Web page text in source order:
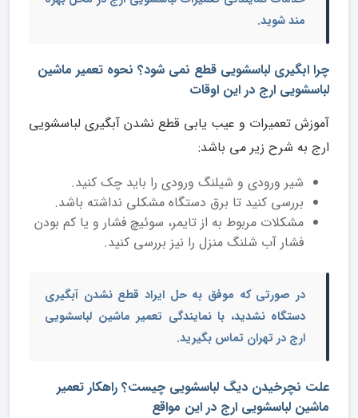
مند شوید.
چرا ابگیری لباسشویی قطع نمی شود؟ نحوه تعمیر ماشین
لباسشویی ارج در این اوقات
آموزش تعمیرات و عیب یابی قطع نشدن آبگیری لباسشویی
ارج به شرح زیر می باشد:
شیر ورودی و شیلنگ ورودی را باید چک کنید.
بررسی کنید تا برق دستگاه مشکلی نداشته باشد.
مشکلات مربوط به از تایمر، سوئیچ فشار و یا کم بودن
فشار آب شلنگ منزل را نیز بررسی کنید.
در صورتی که موفق به حل ایراد قطع نشدن آبگیری
دستگاه نشدید، بانمایندگی تعمیر ماشین لباسشویی
ارج در تهران تماس بگیرید.
علت نچرخیدن دیگ لباسشویی چیست؟ راهکار تعمیر
ماشین لباسشویی ارج در این مواقع